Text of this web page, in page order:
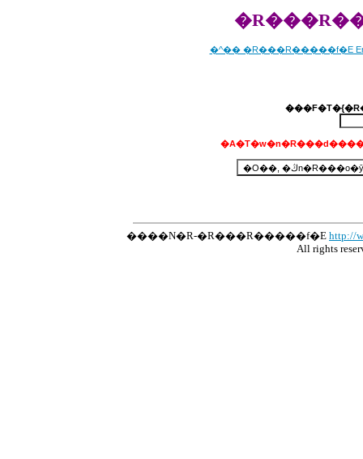
�^�� �R���R�����f�E
����N�R-�R���R�����f�E http://
All rights